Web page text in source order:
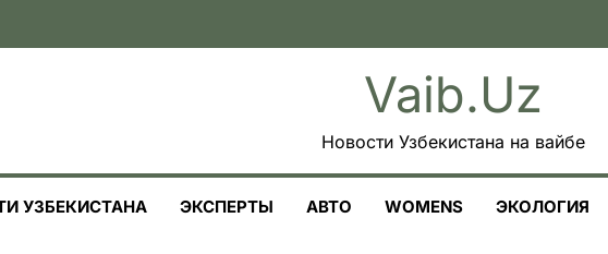
Vaib.uz
Новости Узбекистана на вайбе
УЗБЕКИСТАНА ЭКСПЕРТЫ АВТО WOMENS ЭКОЛОГИЯ